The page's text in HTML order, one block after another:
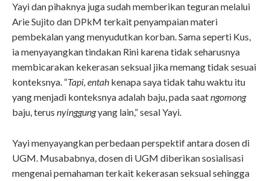
Yayi dan pihaknya juga sudah memberikan teguran melalui
Arie Sujito dan DPkM terkait penyampaian materi
pembekalan yang menyudutkan korban. Sama seperti Kus,
ia menyayangkan tindakan Rini karena tidak seharusnya
membicarakan kekerasan seksual jika memang tidak sesuai
konteksnya. “Tapi, entah kenapa saya tidak tahu waktu itu
yang menjadi konteksnya adalah baju, pada saatngomong
baju, terus nyinggungyang lain,” sesal Yayi.
Yayi menyayangkan perbedaan perspektif antara dosen di
UGM. Musababnya, dosen di UGM diberikan sosialisasi
mengenai pemahaman terkait kekerasan seksual sehingga